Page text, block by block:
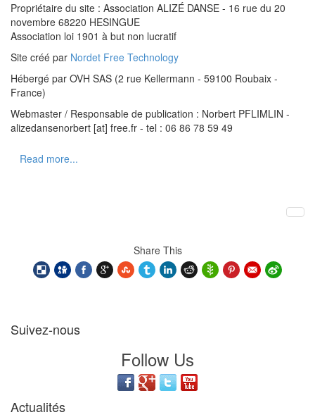
Propriétaire du site : Association ALIZÉ DANSE - 16 rue du 20
novembre 68220 HESINGUE
Association loi 1901 à but non lucratif
Site créé par Nordet Free Technology
Hébergé par OVH SAS (2 rue Kellermann - 59100 Roubaix -
France)
Webmaster / Responsable de publication : Norbert PFLIMLIN -
alizedansenorbert [at] free.fr - tel : 06 86 78 59 49
Read more...
Share This
Suivez-nous
Follow Us
Actualités